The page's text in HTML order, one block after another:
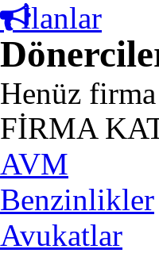
İlanlar
Henüz
FİRMA
AVM
Benzinlikler
Avukatlar